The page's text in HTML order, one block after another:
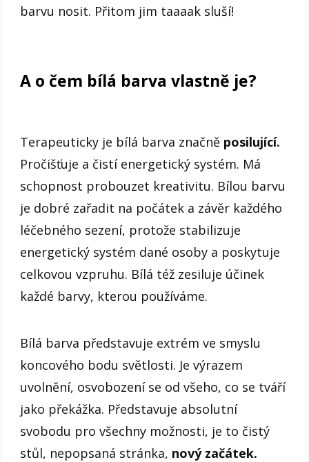
barvu nosit. Přitom jim taaaak sluší!
A o čem bílá barva vlastně je?
Terapeuticky je bílá barva značně posilující.
Pročišťuje a čistí energetický systém. Má
schopnost probouzet kreativitu. Bílou barvu
je dobré zařadit na počátek a závěr každého
léčebného sezení, protože stabilizuje
energetický systém dané osoby a poskytuje
celkovou vzpruhu. Bílá též zesiluje účinek
každé barvy, kterou používáme.
Bílá barva představuje extrém ve smyslu
koncového bodu světlosti. Je výrazem
uvolnění, osvobození se od všeho, co se tváří
jako překážka. Představuje absolutní
svobodu pro všechny možnosti, je to čistý
stůl, nepopsaná stránka, nový začátek.